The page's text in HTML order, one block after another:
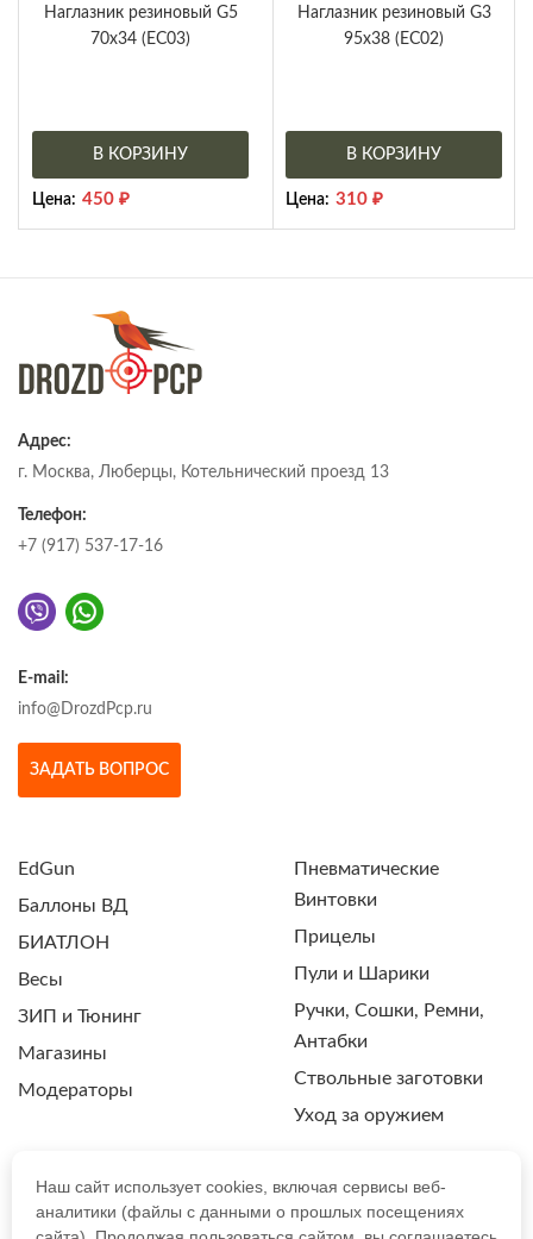
Наглазник резиновый G5
70х34 (EC03)
В КОРЗИНУ
Цена: 450 ₽
Наглазник резиновый G3
95х38 (EC02)
В КОРЗИНУ
Цена: 310 ₽
Адрес:
г. Москва, Люберцы, Котельнический проезд 13
Телефон:
+7 (917) 537-17-16
E-mail:
info@DrozdPcp.ru
ЗАДАТЬ ВОПРОС
EdGun
Баллоны ВД
БИАТЛОН
Весы
ЗИП и Тюнинг
Магазины
Модераторы
Пневматические
Винтовки
Прицелы
Пули и Шарики
Ручки, Сошки, Ремни,
Антабки
Ствольные заготовки
Уход за оружием
ПОЛИТИКА КОНФИДЕНЦИАЛЬНОСТИ
Наш сайт использует cookies, включая сервисы веб-
аналитики (файлы с данными о прошлых посещениях